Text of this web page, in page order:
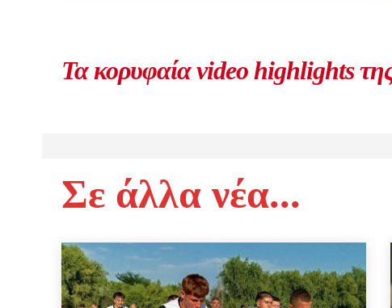
Τα κορυφαία video highlights
Σε άλλα νέα...